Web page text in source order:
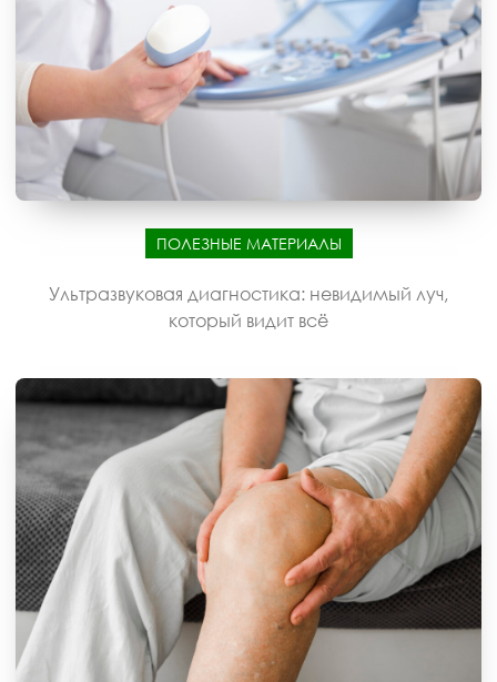
ПОЛЕЗНЫЕ МАТЕРИАЛЫ
Ультразвуковая диагностика: невидимый луч,
который видит всё